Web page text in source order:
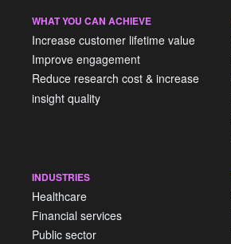
WHAT YOU CAN ACHIEVE
Increase customer lifetime value
Improve engagement
Reduce research cost & increase
insight quality
INDUSTRIES
Healthcare
Financial services
Public sector